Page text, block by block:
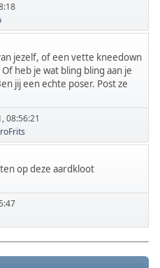
jezelf, of een vette kneedown
heb je wat bling bling aan je
jij een echte poser. Post ze
08:56:21
op deze aardkloot